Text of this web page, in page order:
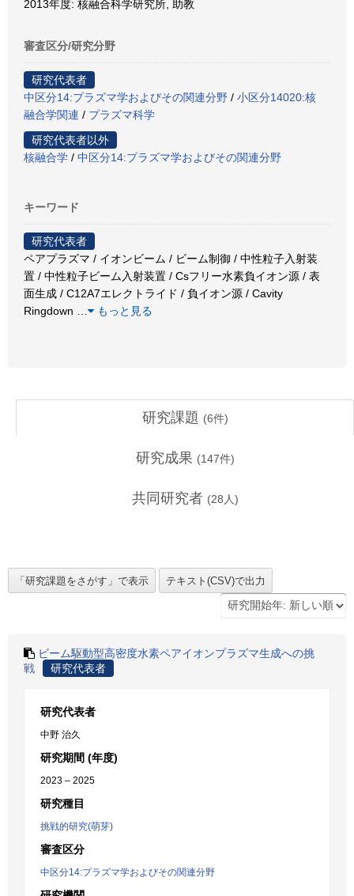
2013年度: 核融合科学研究所, 助教
審査区分/研究分野
研究代表者
中区分14:プラズマ学およびその関連分野 / 小区分14020:核
融合学関連 / プラズマ科学
研究代表者以外
核融合学 / 中区分14:プラズマ学およびその関連分野
キーワード
研究代表者
ペアプラズマ / イオンビーム / ビーム制御 / 中性粒子入射装
置 / 中性粒子ビーム入射装置 / Csフリー水素負イオン源 / 表
面生成 / C12A7エレクトライド / 負イオン源 / Cavity
Ringdown
もっと見る
研究課題 (6件)
研究成果 (147件)
共同研究者 (28 人)
ビーム駆動型高密度水素ペアイオンプラズマ生成への挑
戦
研究代表者
研究代表者
中野 治久
研究期間 (年度)
2023 – 2025
研究種目
挑戦的研究(萌芽)
審査区分
中区分14:プラズマ学およびその関連分野